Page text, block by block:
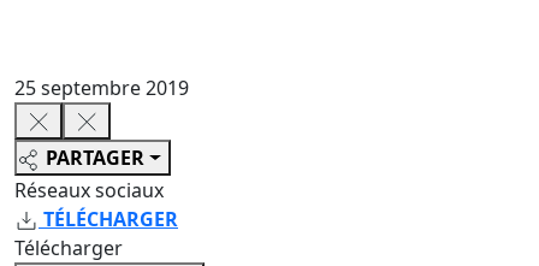
25 septembre 2019
PARTAGER
Réseaux sociaux
TÉLÉCHARGER
Télécharger